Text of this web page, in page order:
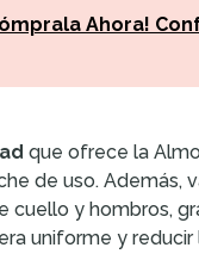
Ahora!
que ofrece la
de uso. Además,
y hombros,
uniforme y reducir